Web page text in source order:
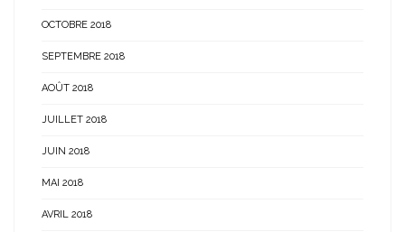
OCTOBRE 2018
SEPTEMBRE 2018
AOÛT 2018
JUILLET 2018
JUIN 2018
MAI 2018
AVRIL 2018